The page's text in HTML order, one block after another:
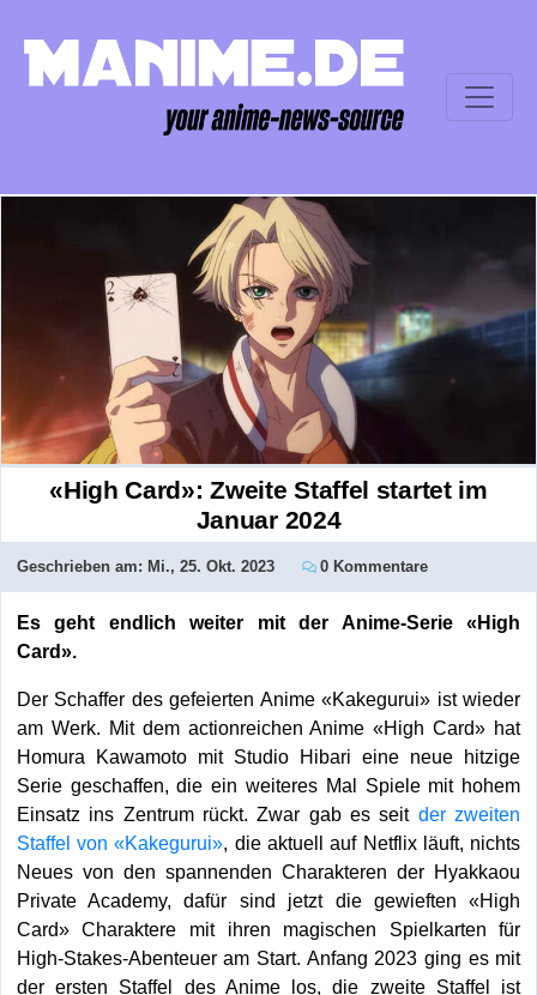
«High Card»: Zweite Staffel startet im
Januar 2024
Geschrieben am: Mi., 25. Okt. 2023 0 Kommentare
Es geht endlich weiter mit der Anime-Serie «High
Card».
Der Schaffer des gefeierten Anime «Kakegurui» ist wieder
am Werk. Mit dem actionreichen Anime «High Card» hat
Homura Kawamoto mit Studio Hibari eine neue hitzige
Serie geschaffen, die ein weiteres Mal Spiele mit hohem
Einsatz ins Zentrum rückt. Zwar gab es seit der zweiten
Staffel von «Kakegurui», die aktuell auf Netflix läuft, nichts
Neues von den spannenden Charakteren der Hyakkaou
Private Academy, dafür sind jetzt die gewieften «High
Card» Charaktere mit ihren magischen Spielkarten für
High-Stakes-Abenteuer am Start. Anfang 2023 ging es mit
der ersten Staffel des Anime los, die zweite Staffel ist